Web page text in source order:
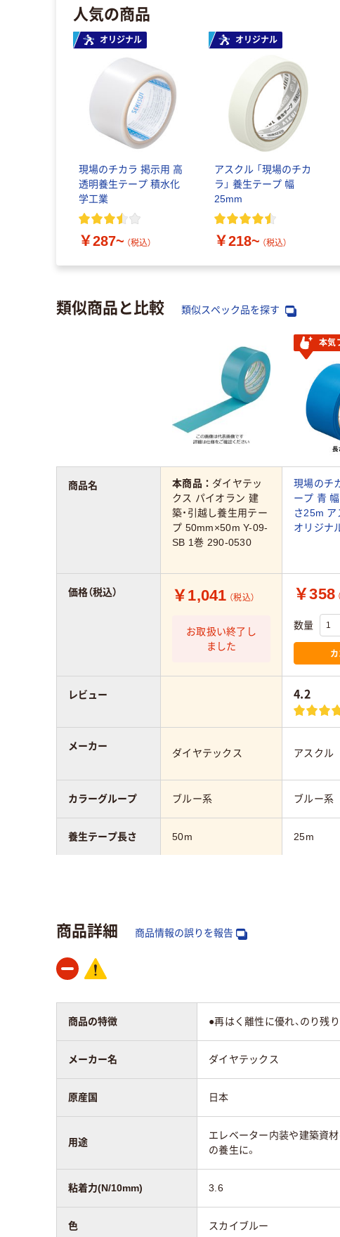
人気の商品
オリジナル
現場のチカラ 掲示用 高
透明養生テープ 積水化
学工業
￥287~ （税込）
オリジナル
アスクル 「現場のチカ
ラ」 養生テープ 幅
25mm
￥218~ （税込）
類似商品と比較 類似スペック品を探す
本気
本商品： ダイヤテッ
クス パイオラン 建
築・引越し養生用テー
プ 50mm×50m Y-09-
SB 1巻 290-0530
現場のチ
ープ 青
さ25m ア
オリジナ
￥1,041 （税込）
お取扱い終了し
ました
￥358
数量
4.2
ダイヤテックス アスクル
ブルー系 ブルー系
50m 25m
商品名
価格（税込）
レビュー
メーカー
カラーグループ
養生テープ長さ
商品詳細 商品情報の誤りを報告
商品の特徴 ●再はく離性に優れ、のり残
メーカー名 ダイヤテックス
原産国 日本
用途
エレベーター内装や建築資
の養生に。
粘着力(N/10mm) 3.6
色 スカイブルー